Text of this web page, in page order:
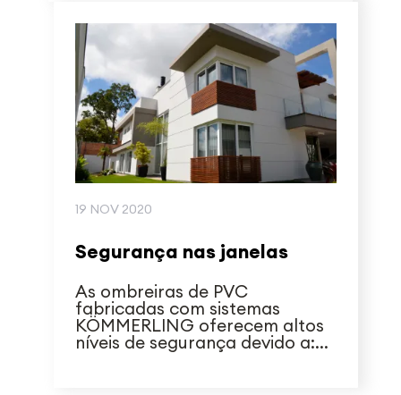
19 NOV 2020
Segurança nas janelas
As ombreiras de PVC
fabricadas com sistemas
KÖMMERLING oferecem altos
níveis de segurança devido a:...